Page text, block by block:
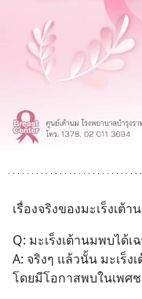
เรื่องจริงของมะเร็งเต้า
Q: มะเร็งเต้านมพบได้
A: จริงๆ แล้วนั้น มะเร็
โดยมีโอกาสพบในเพศช